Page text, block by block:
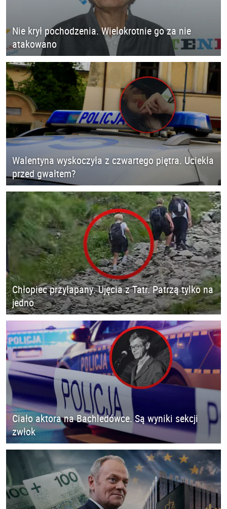
Nie krył pochodzenia. Wielokrotnie go za nie
atakowano
Walentyna wyskoczyła z czwartego piętra. Uciekła
przed gwałtem?
Chłopiec przyłapany. Ujęcia z Tatr. Patrzą tylko na
jedno
Ciało aktora na Bachledówce. Są wyniki sekcji
zwłok